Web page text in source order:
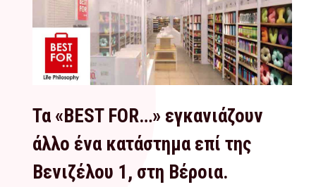
Τα «BEST FOR…» εγκανιάζουν
άλλο ένα κατάστημα επί της
Βενιζέλου 1, στη Βέροια.